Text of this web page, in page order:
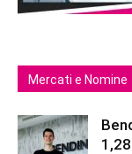
Mercati e Nomine